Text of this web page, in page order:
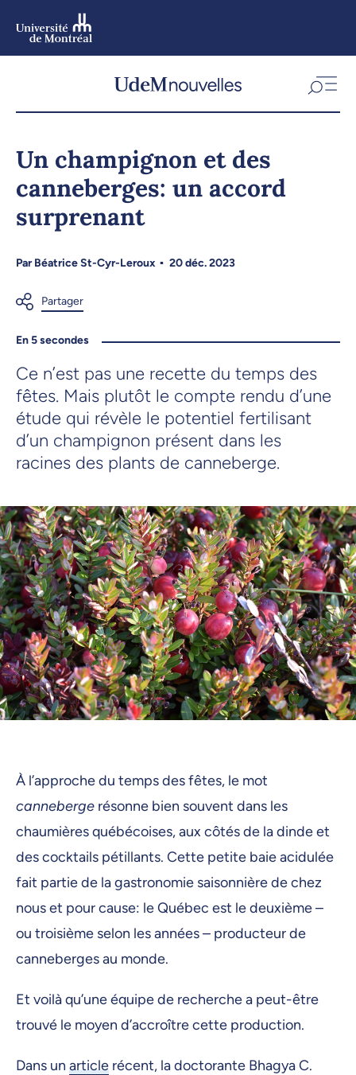
Un champignon et des
canneberges: un accord
surprenant
ParBéatrice St-Cyr-Leroux 20 déc. 2023
En 5 secondes
Ce n’est pas une recette du temps des
fêtes. Mais plutôt le compte rendu d’une
étude qui révèle le potentiel fertilisant
d’un champignon présent dans les
racines des plants de canneberge.
À l’approche du temps des fêtes, le mot
canneberge résonne bien souvent dans les
chaumières québécoises, aux côtés de la dinde et
des cocktails pétillants. Cette petite baie acidulée
fait partie de la gastronomie saisonnière de chez
nous et pour cause: le Québec est le deuxième –
ou troisième selon les années – producteur de
canneberges au monde.
Et voilà qu’une équipe de recherche a peut-être
trouvé le moyen d’accroître cette production.
Dans un article récent, la doctorante Bhagya C.